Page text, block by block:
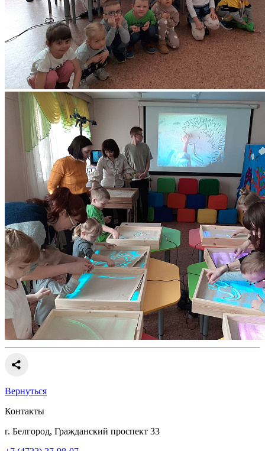
Вернуться
Контакты
г. Белгород, Гражданский проспект 33